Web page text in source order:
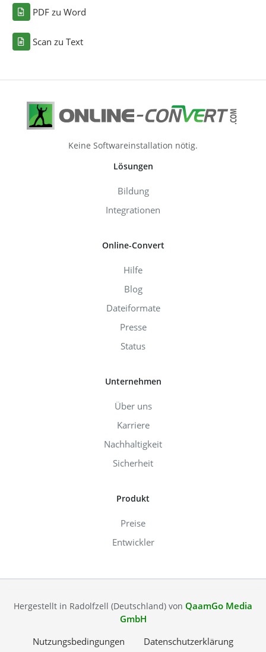
PDF zu Word
Scan zu Text
Keine Softwareinstallation nötig.
Lösungen
Bildung
Integrationen
Online-Convert
Hilfe
Blog
Dateiformate
Presse
Status
Unternehmen
Über uns
Karriere
Nachhaltigkeit
Sicherheit
Produkt
Preise
Entwickler
Hergestellt in Radolfzell (Deutschland) von QaamGo Media
GmbH
Nutzungsbedingungen
Datenschutzerklärung